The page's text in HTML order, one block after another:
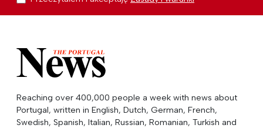
Reaching over 400,000 people a week with news about
Portugal, written in English, Dutch, German, French,
Swedish, Spanish, Italian, Russian, Romanian, Turkish and